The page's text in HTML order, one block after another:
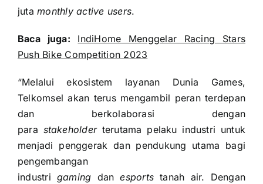
jutamonthly active users.
Baca juga:
IndiHome Menggelar Racing Stars
Push Bike Competition 2023
“Melalui ekosistem layanan Dunia Games,
Telkomsel akan terus mengambil peran terdepan
dan berkolaborasi dengan
para stakeholder terutama pelaku industri untuk
menjadi penggerak dan pendukung utama bagi
pengembangan
industrigaming dan esports tanah air. Dengan